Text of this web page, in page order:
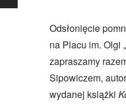
Odsłonięcie
na Placu im. Olgi
zapraszamy
Sipowiczem,
wydanej książki